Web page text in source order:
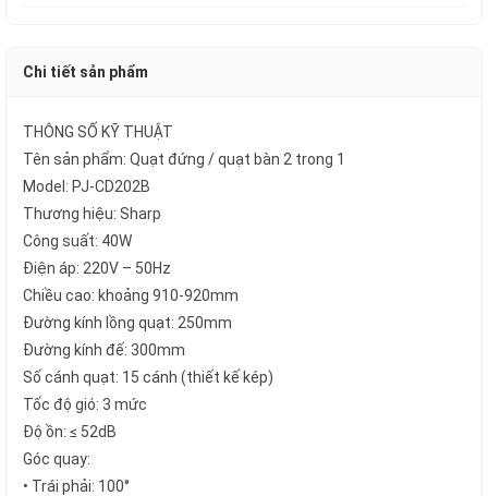
Chi tiết sản phẩm
THÔNG SỐ KỸ THUẬT
Tên sản phẩm: Quạt đứng / quạt bàn 2 trong 1
Model: PJ-CD202B
Thương hiệu: Sharp
Công suất: 40W
Điện áp: 220V – 50Hz
Chiều cao: khoảng 910-920mm
Đường kính lồng quạt: 250mm
Đường kính đế: 300mm
Số cánh quạt: 15 cánh (thiết kế kép)
Tốc độ gió: 3 mức
Độ ồn: ≤ 52dB
Góc quay:
• Trái phải: 100°